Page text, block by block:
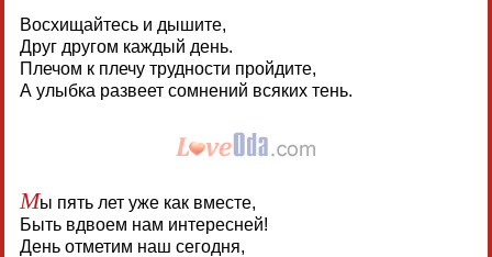
Восхищайтесь и дышите,
Друг другом каждый день.
Плечом к плечу трудности пройдите,
А улыбка развеет сомнений всяких тень.
Мы пять лет уже как вместе,
Быть вдвоем нам интересней!
День отметим наш сегодня,